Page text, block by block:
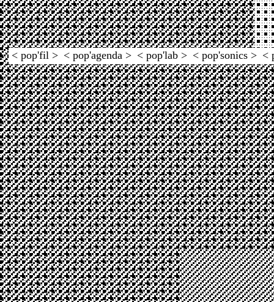
< pop'fil > < pop'agenda > < pop'lab > < pop'sonics > <